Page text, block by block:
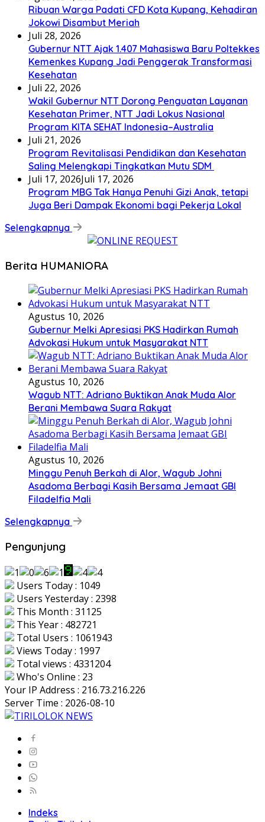
Ribuan Warga Padati CFD Kota Kupang, Kehadiran
Jokowi Disambut Meriah
Juli 28, 2026
Gubernur NTT Ajak 1.407 Mahasiswa Baru Poltekkes
Kemenkes Kupang Jadi Penggerak Transformasi
Kesehatan
Juli 22, 2026
Wakil Gubernur NTT Dorong Penguatan Layanan
Kesehatan Primer, NTT Jadi Lokus Nasional
Program KITA SEHAT Indonesia–Australia
Juli 21, 2026
Program Revitalisasi Pendidikan dan Kesehatan
Saling Melengkapi Tingkatkan Mutu SDM
Juli 17, 2026Juli 17, 2026
Program MBG Tak Hanya Penuhi Gizi Anak, tetapi
Juga Beri Dampak Ekonomi bagi Pekerja Lokal
Selengkapnya
Berita HUMANIORA
Agustus 10, 2026
Gubernur Melki Apresiasi PKS Hadirkan Rumah
Advokasi Hukum untuk Masyarakat NTT
Agustus 10, 2026
Wagub NTT: Adriano Buktikan Anak Muda Alor
Berani Membawa Suara Rakyat
Agustus 10, 2026
Minggu Penuh Berkah di Alor, Wagub Johni
Asadoma Berbagi Kasih Bersama Jemaat GBI
Filadelfia Mali
Selengkapnya
Pengunjung
Users Today : 1049
Users Yesterday : 2398
This Month : 31125
This Year : 482721
Total Users : 1061943
Views Today : 1997
Total views : 4331204
Who's Online : 23
Your IP Address : 216.73.216.226
Server Time : 2026-08-10
Indeks